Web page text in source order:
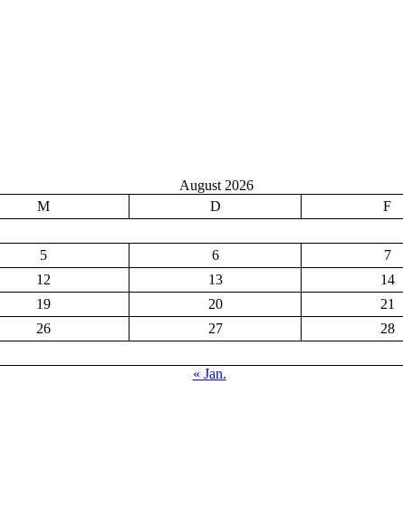
August 2026
M D F
5 6 7
12 13 14
19 20 21
26 27 28
« Jan.